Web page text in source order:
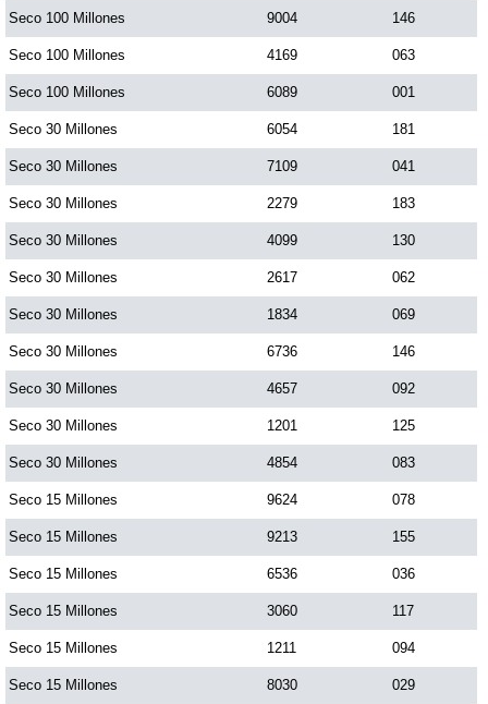
Seco 100 Millones 9004 146
Seco 100 Millones 4169 063
Seco 100 Millones 6089 001
Seco 30 Millones 6054 181
Seco 30 Millones 7109 041
Seco 30 Millones 2279 183
Seco 30 Millones 4099 130
Seco 30 Millones 2617 062
Seco 30 Millones 1834 069
Seco 30 Millones 6736 146
Seco 30 Millones 4657 092
Seco 30 Millones 1201 125
Seco 30 Millones 4854 083
Seco 15 Millones 9624 078
Seco 15 Millones 9213 155
Seco 15 Millones 6536 036
Seco 15 Millones 3060 117
Seco 15 Millones 1211 094
Seco 15 Millones 8030 029